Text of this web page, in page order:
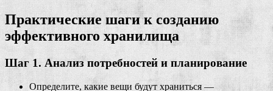
Практические шаги к созданию
эффективного хранилища
Шаг 1. Анализ потребностей и планирование
Определите, какие вещи будут храниться —